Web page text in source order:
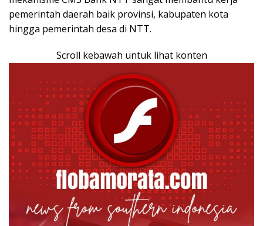
pemerintah daerah baik provinsi, kabupaten kota
hingga pemerintah desa di NTT.
Scroll kebawah untuk lihat konten